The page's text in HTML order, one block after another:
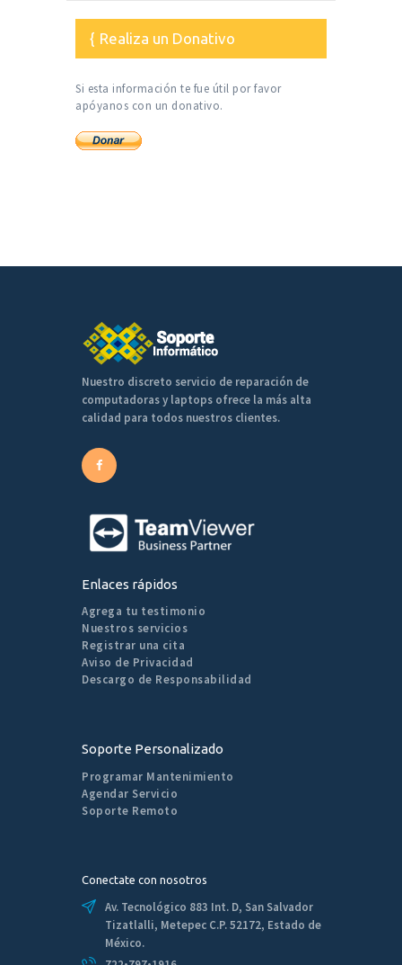
Realiza un Donativo
Si esta información te fue útil por favor
apóyanos con un donativo.
Nuestro discreto servicio de reparación de
computadoras y laptops ofrece la más alta
calidad para todos nuestros clientes.
Enlaces rápidos
Agrega tu testimonio
Nuestros servicios
Registrar una cita
Aviso de Privacidad
Descargo de Responsabilidad
Soporte Personalizado
Programar Mantenimiento
Agendar Servicio
Soporte Remoto
Conectate con nosotros
Av. Tecnológico 883 Int. D, San Salvador
Tizatlalli, Metepec C.P. 52172, Estado de
México.